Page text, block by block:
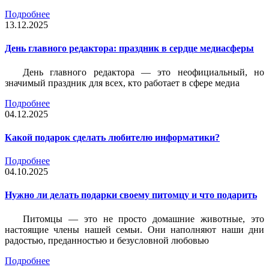
Подробнее
13.12.2025
День главного редактора: праздник в сердце медиасферы
День главного редактора — это неофициальный, но
значимый праздник для всех, кто работает в сфере медиа
Подробнее
04.12.2025
Какой подарок сделать любителю информатики?
Подробнее
04.10.2025
Нужно ли делать подарки своему питомцу и что подарить
Питомцы — это не просто домашние животные, это
настоящие члены нашей семьи. Они наполняют наши дни
радостью, преданностью и безусловной любовью
Подробнее